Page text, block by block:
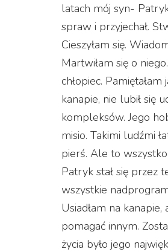
latach mój syn-
spraw i przyjechał.
Cieszyłam się.
Martwiłam się o
chłopiec. Pamiętałam
kanapie, nie lubił się
kompleksów. Jego
misio. Takimi ludźmi
pierś. Ale to wszystko
Patryk stał się przez
wszystkie
Usiadłam na
pomagać innym.
życia było jego